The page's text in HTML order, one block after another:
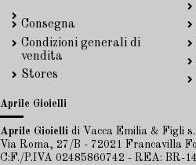
Consegna
Condizioni generali di
vendita
Stores
Aprile Gioielli
Aprile Gioielli di Vacca Emilia & Figli
Via Roma, 27/B - 72021 Francavilla
C:F./P.IVA 02485860742 - REA: BR-